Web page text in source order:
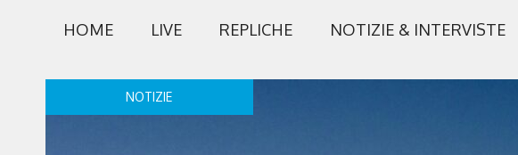
HOME LIVE REPLICHE NOTIZIE & INTERVISTE
NOTIZIE